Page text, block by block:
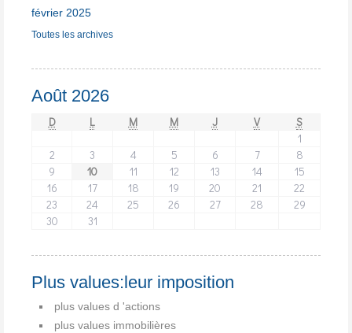
février 2025
Toutes les archives
Août 2026
D L M M J V
S
1
2
3 4 5 6 7
8
9
10 11 12 13 14
15
16
17 18 19 20 21
22
23
24 25 26 27 28
29
30
31
Plus values:leur imposition
plus values d 'actions
plus values immobilières